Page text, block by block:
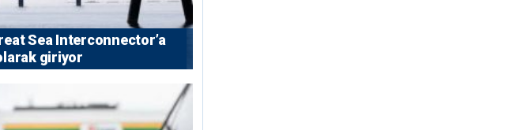
Sea Interconnector’a
giriyor